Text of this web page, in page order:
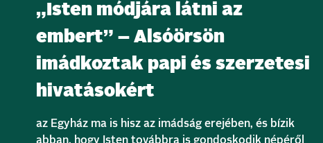
„Isten módjára látni az
embert” – Alsóörsön
imádkoztak papi és szerzetesi
hivatásokért
az Egyház ma is hisz az imádság erejében, és bízik
abban, hogy Isten továbbra is gondoskodik népéről